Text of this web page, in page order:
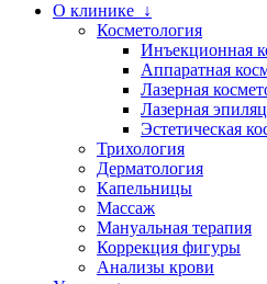
О клинике ↓
Косметология
Инъекционная
Аппаратная
Лазерная
Лазерная
Эстетическая
Трихология
Дерматология
Капельницы
Массаж
Мануальная терапия
Коррекция фигуры
Анализы крови